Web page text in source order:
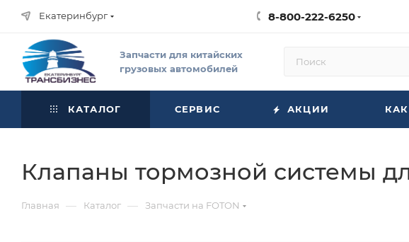
Екатеринбург 8-800-222-6250
Запчасти для китайских
грузовых автомобилей
КАТАЛОГ СЕРВИС АКЦИИ
Клапаны тормозной системы
Главная — Каталог — Запчасти на FOTON